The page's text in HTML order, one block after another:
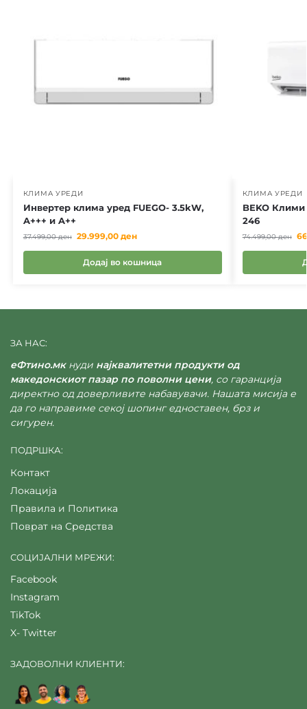
КЛИМА УРЕДИ
Инвертер клима уред FUEGO- 3.5kW,
A+++ и A++
37.499,00ден 29.999,00 ден
Додај во кошница
КЛИМА УРЕДИ
BEKO Клими
246
74.499,00ден
ЗА НАС:
еФтино.мкнуди најквалитетни продукти од
македонскиот пазар по поволни цени, со гаранција
директно од доверливите набавувачи. Нашата мисија е
да го направиме секој шопинг едноставен, брз и
сигурен.
ПОДРШКА:
Контакт
Локација
Правила и Политика
Поврат на Средства
СОЦИЈАЛНИ МРЕЖИ:
Facebook
Instagram
TikTok
X- Twitter
ЗАДОВОЛНИ КЛИЕНТИ: